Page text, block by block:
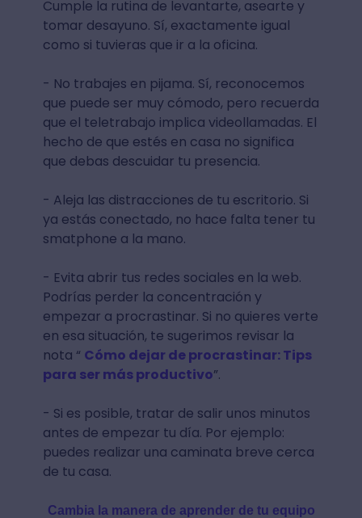
Cumple la rutina de levantarte, asearte y
tomar desayuno. Sí, exactamente igual
como si tuvieras que ir a la oficina.
- No trabajes en pijama. Sí, reconocemos
que puede ser muy cómodo, pero recuerda
que el teletrabajo implica videollamadas. El
hecho de que estés en casa no significa
que debas descuidar tu presencia.
- Aleja las distracciones de tu escritorio. Si
ya estás conectado, no hace falta tener tu
smatphone a la mano.
- Evita abrir tus redes sociales en la web.
Podrías perder la concentración y
empezar a procrastinar. Si no quieres verte
en esa situación, te sugerimos revisar la
nota “ Cómo dejar de procrastinar: Tips
para ser más productivo”.
- Si es posible, tratar de salir unos minutos
antes de empezar tu día. Por ejemplo:
puedes realizar una caminata breve cerca
de tu casa.
Cambia la manera de aprender de tu equipo